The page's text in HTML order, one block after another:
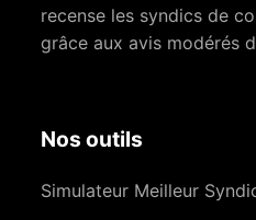
recense les syndics de
grâce aux avis modérés
Nos outils
Simulateur Meilleur